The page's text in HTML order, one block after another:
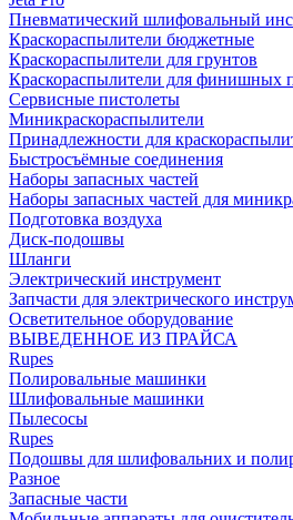
Пневматический шлифовальный
Краскораспылители бюджетные
Краскораспылители для грунтов
Краскораспылители для финишных
Сервисные пистолеты
Миникраскораспылители
Принадлежности для
Быстросъёмные соединения
Наборы запасных частей
Наборы запасных частей для
Подготовка воздуха
Диск-подошвы
Шланги
Электрический инструмент
Запчасти для электрического
Осветительное оборудование
ВЫВЕДЕННОЕ ИЗ ПРАЙСА
Rupes
Полировальные машинки
Шлифовальные машинки
Пылесосы
Rupes
Подошвы для шлифовальних и
Разное
Запасные части